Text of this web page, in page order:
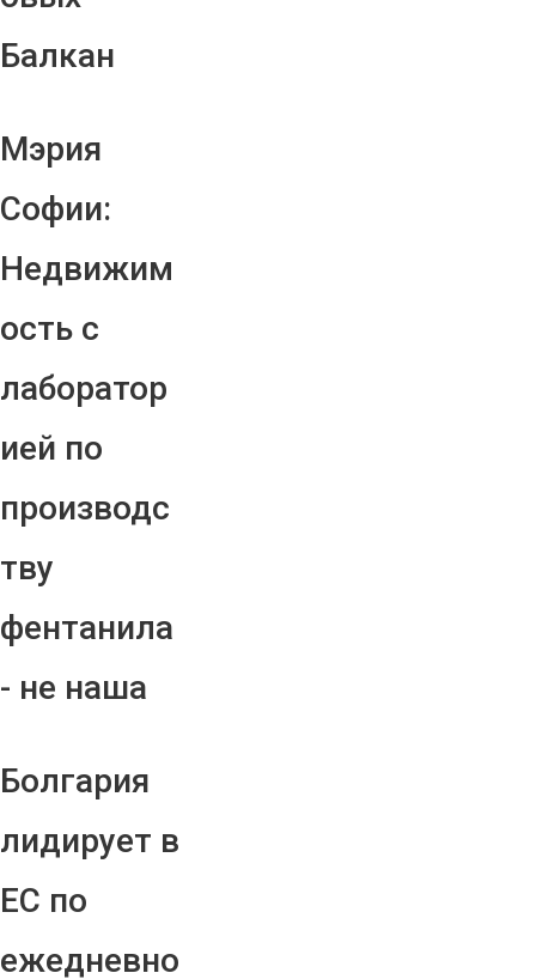
Балкан
Мэрия
Софии:
Недвижим
ость с
лаборатор
ией по
производс
тву
фентанила
- не наша
Болгария
лидирует в
ЕС по
ежедневно